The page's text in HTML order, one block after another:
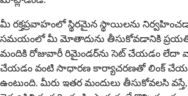
మీ రక్తప్రవాహంలో స్థిరమైన స్థాయిలను
సమయంలో మీ మోతాదును తీసుకోవడానికి
మందికి రోజువారీ రిమైండర్‌ను సెట్ చేయడం లేదా
చేయడం వంటి సాధారణ కార్యాచరణతో లింక్
ఉంటుంది. మీరు ఇతర మందులు తీసుకోవలసి